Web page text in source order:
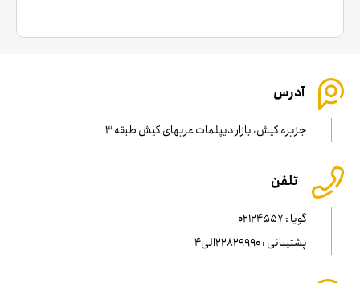
آدرس
جزیره کیش، بازار دیپلمات عربهای کیش طبقه 3
تلفن
گویا : 02124557
پشتیبانی : 22829990الی4